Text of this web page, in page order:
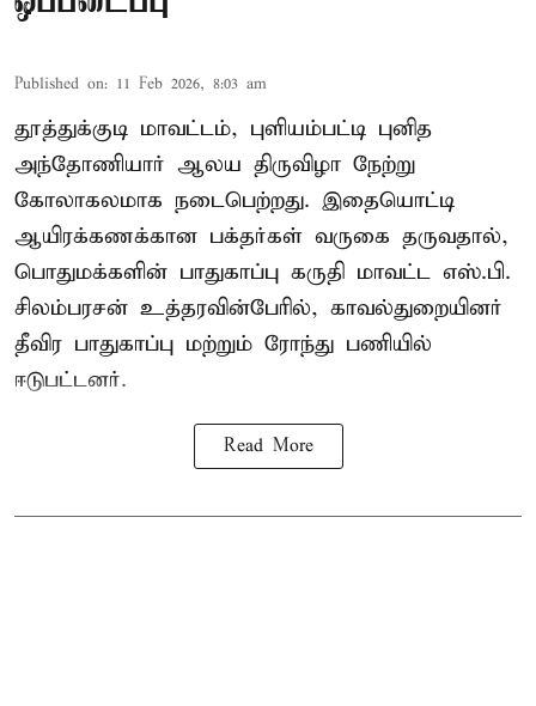
Published on: 11 Feb 2026, 8:03 am
தூத்துக்குடி மாவட்டம், புளியம்பட்டி புனித
அந்தோணியார் ஆலய திருவிழா நேற்று
கோலாகலமாக நடைபெற்றது. இதையொட்டி
ஆயிரக்கணக்கான பக்தர்கள் வருகை தருவதால்,
பொதுமக்களின் பாதுகாப்பு கருதி மாவட்ட எஸ்.பி.
சிலம்பரசன் உத்தரவின்பேரில், காவல்துறையினர்
தீவிர பாதுகாப்பு மற்றும் ரோந்து பணியில்
ஈடுபட்டனர்.
Read More